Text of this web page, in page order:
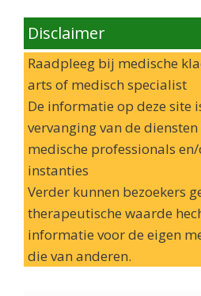
Disclaimer
Raadpleeg bij medische
arts of medisch specialist
De informatie op deze site
vervanging van de
medische professionals
instanties
Verder kunnen bezoekers
therapeutische waarde
informatie voor de eigen
die van anderen.